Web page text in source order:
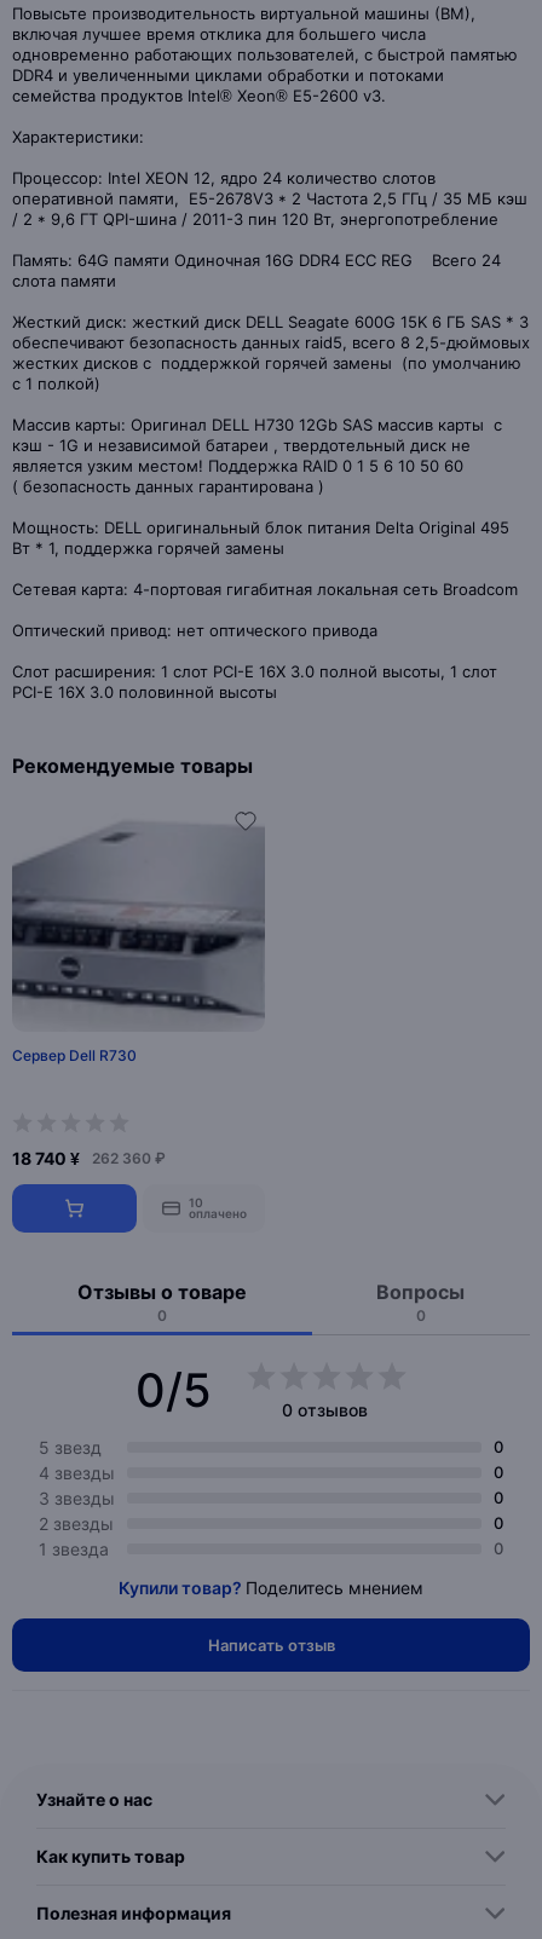
Повысьте производительность виртуальной машины (ВМ),
включая лучшее время отклика для большего числа
одновременно работающих пользователей, с быстрой памятью
DDR4 и увеличенными циклами обработки и потоками
семейства продуктов Intel® Xeon® E5-2600 v3.
Характеристики:
Процессор: Intel XEON 12, ядро ​​24 количество слотов
оперативной памяти, E5-2678V3 * 2 Частота 2,5 ГГц / 35 МБ кэш
/ 2 * 9,6 ГТ QPI-шина / 2011-3 пин 120 Вт, энергопотребление
Память: 64G памяти Одиночная 16G DDR4 ECC REG Всего 24
слота памяти
Жесткий диск: жесткий диск DELL Seagate 600G 15K 6 ГБ SAS * 3
обеспечивают безопасность данных raid5, всего 8 2,5-дюймовых
жестких дисков с поддержкой горячей замены (по умолчанию
с 1 полкой)
Массив карты: Оригинал DELL H730 12Gb SAS массив карты с
кэш - 1G и независимой батареи , твердотельный диск не
является узким местом! Поддержка RAID 0 1 5 6 10 50 60
( безопасность данных гарантирована )
Мощность: DELL оригинальный блок питания Delta Original 495
Вт * 1, поддержка горячей замены
Сетевая карта: 4-портовая гигабитная локальная сеть Broadcom
Оптический привод: нет оптического привода
Слот расширения: 1 слот PCI-E 16X 3.0 полной высоты, 1 слот
PCI-E 16X 3.0 половинной высоты
Рекомендуемые товары
Сервер Dell R730
18 740 ¥ 262 360 ₽
10
оплачено
Отзывы о товаре
0
Вопросы
0
0/5
0 отзывов
5 звезд
0
4 звезды 0
3 звезды 0
2 звезды 0
1 звезда 0
Купили товар? Поделитесь мнением
Написать отзыв
Узнайте о нас
Как купить товар
Полезная информация